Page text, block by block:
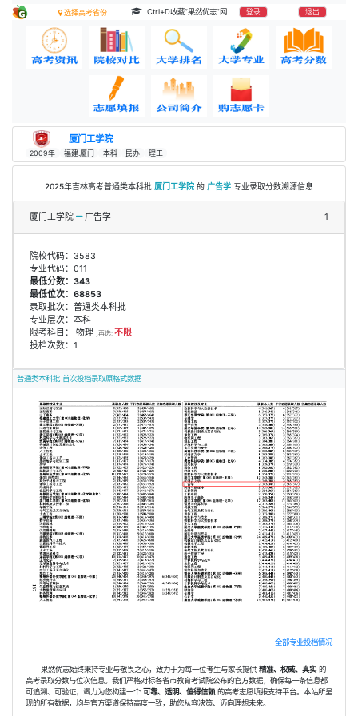
选择高考省份 Ctrl+D收藏“果然优志”网 登录 退出
厦门工学院
2009年 福建.厦门 本科 民办 理工
2025年吉林高考普通类本科批 厦门工学院 的 广告学 专业录取分数溯源信息
厦门工学院 广告学 1
院校代码：3583
专业代码：011
最低分数：343
最低位次：68853
录取批次：普通类本科批
专业层次：本科
限考科目： 物理 ,再选: 不限
投档次数：1
普通类本科批 首次投档录取原格式数据
全部专业投档情况
果然优志始终秉持专业与敬畏之心，致力于为每一位考生与家长提供 精准、权威、真实的
高考录取分数与位次信息。我们严格对标各省市教育考试院公布的官方数据，确保每一条信息都
可追溯、可验证，竭力为您构建一个 可靠、透明、值得信赖 的高考志愿填报支持平台。本站所呈
现的所有数据，均与官方渠道保持高度一致，助您从容决策、迈向理想未来。